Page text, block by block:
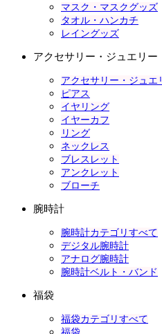
マスク・マスクグッズ
タオル・ハンカチ
レイングッズ
アクセサリー・ジュエリー
アクセサリー・ジュエ
ピアス
イヤリング
イヤーカフ
リング
ネックレス
ブレスレット
アンクレット
ブローチ
腕時計
腕時計カテゴリすべて
デジタル腕時計
アナログ腕時計
腕時計ベルト・バンド
福袋
福袋カテゴリすべて